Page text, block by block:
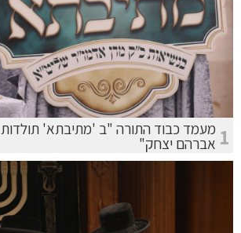
1 מעמד כבוד התורה "ב 'מתיבתא' תולדות
אברהם יצחק"